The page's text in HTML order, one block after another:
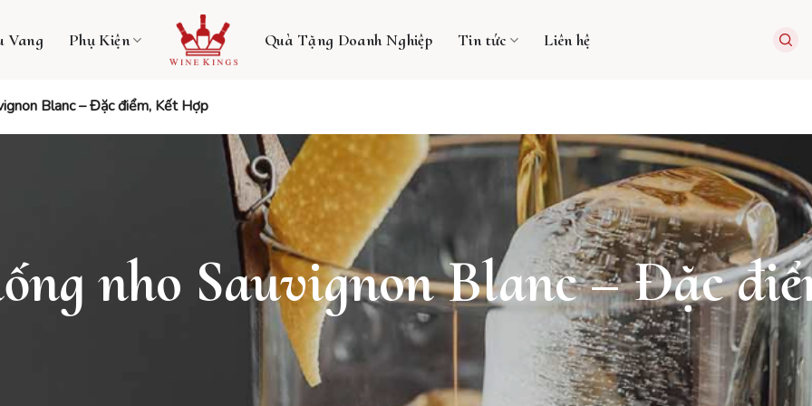
Vang Phụ Kiện Quà Tặng Doanh Nghiệp Tin tức Liên hệ
Blanc – Đặc điểm, Kết Hợp
nho Sauvignon Blanc – Đặc